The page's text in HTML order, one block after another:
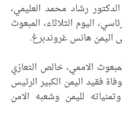
رشاد محمد العليمي،
اليوم الثلاثاء، المبعوث
اليمن هانس غروندبرغ.
الاممي، خالص التعازي
فقيد اليمن الكبير الرئيس
لليمن وشعبه الامن